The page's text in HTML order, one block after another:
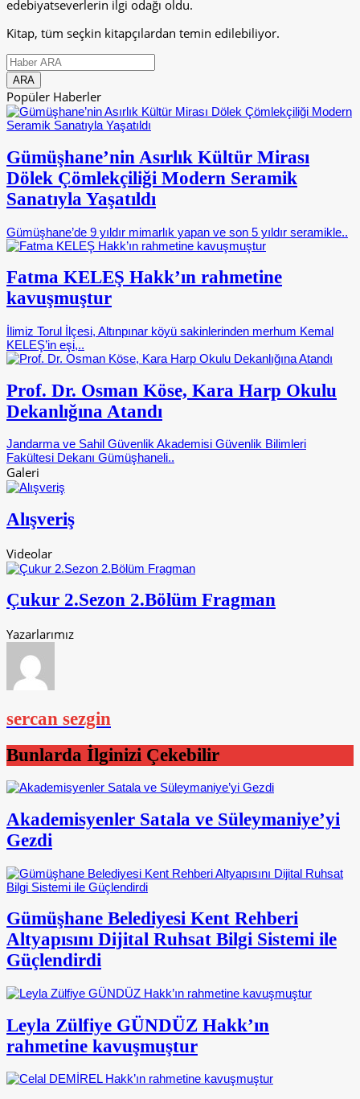
edebiyatseverlerin ilgi odağı oldu.
Kitap, tüm seçkin kitapçılardan temin edilebiliyor.
Popüler Haberler
Gümüşhane’nin Asırlık Kültür Mirası
Dölek Çömlekçiliği Modern Seramik
Sanatıyla Yaşatıldı
Gümüşhane’de 9 yıldır mimarlık yapan ve son 5 yıldır seramikle..
Fatma KELEŞ Hakk’ın rahmetine
kavuşmuştur
İlimiz Torul İlçesi, Altınpınar köyü sakinlerinden merhum Kemal
KELEŞ’in eşi,..
Prof. Dr. Osman Köse, Kara Harp Okulu
Dekanlığına Atandı
Jandarma ve Sahil Güvenlik Akademisi Güvenlik Bilimleri
Fakültesi Dekanı Gümüşhaneli..
Galeri
Alışveriş
Videolar
Çukur 2.Sezon 2.Bölüm Fragman
Yazarlarımız
sercan sezgin
Bunlarda İlginizi Çekebilir
Akademisyenler Satala ve Süleymaniye’yi
Gezdi
Gümüşhane Belediyesi Kent Rehberi
Altyapısını Dijital Ruhsat Bilgi Sistemi ile
Güçlendirdi
Leyla Zülfiye GÜNDÜZ Hakk’ın
rahmetine kavuşmuştur